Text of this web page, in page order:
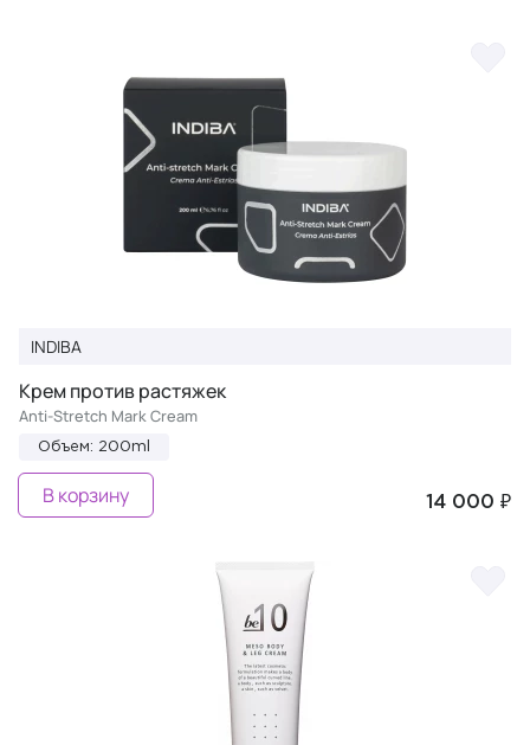
INDIBA
Крем против растяжек
Anti-Stretch Mark Cream
Объем: 200ml
14 000 ₽
В корзину